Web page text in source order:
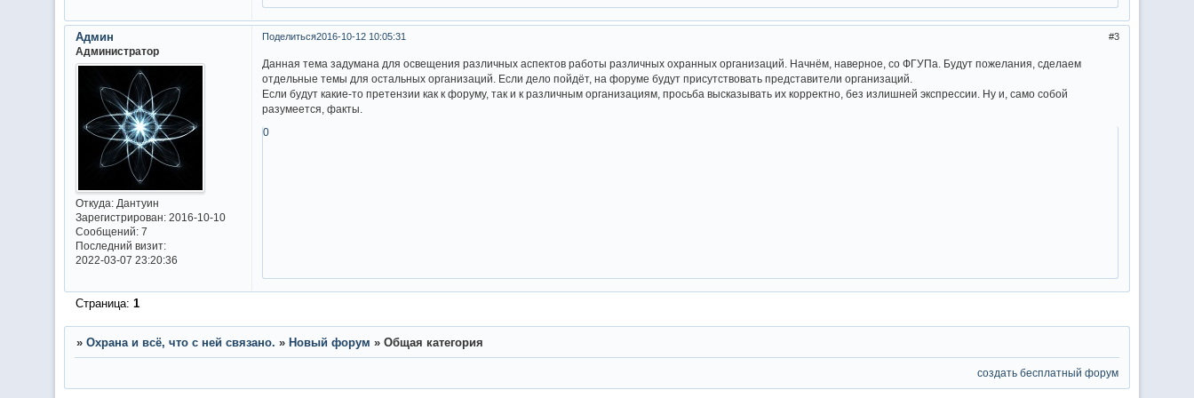
Поделиться 3
2016-10-12 10:05:31
Админ
Администратор
Откуда:Дантуин
Зарегистрирован: 2016-10-10
Сообщений:7
Последний визит:
2022-03-07 23:20:36
Данная тема задумана для освещения различных аспектов работы различных охранных организаций. Начнём, наверное, со ФГУПа. Будут пожелания, сделаем
отдельные темы для остальных организаций. Если дело пойдёт, на форуме будут присутствовать представители организаций.
Если будут какие-то претензии как к форуму, так и к различным организациям, просьба высказывать их корректно, без излишней экспрессии. Ну и, само собой
разумеется, факты.
0
Страница: 1
» Охрана и всё, что с ней связано. » Новый форум » Общая категория
создать бесплатный форум